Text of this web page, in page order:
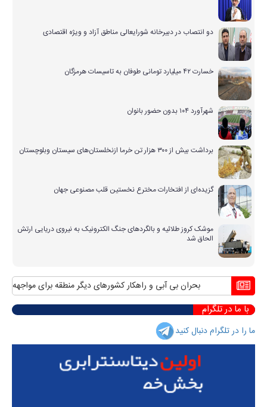
دو انتصاب در دبیرخانه شورایعالی مناطق آزاد و ویژه اقتصادی
خسارت ۴۲ میلیارد تومانی طوفان به تاسیسات هرمزگان
شهرآورد ۱۰۴ بدون حضور بانوان
برداشت بیش از ۳۰۰ هزار تن خرما ازنخلستان‌های سیستان وبلوچستان
گزیده‌ای از افتخارات مخترع نخستین قلب مصنوعی جهان
موشک کروز طلائیه و بالگردهای جنگ الکترونیک به نیروی دریایی ارتش
الحاق شد
بحران بی آبی و راهکار کشورهای دیگر منطقه برای مواجهه با آن
با ما در تلگرام
ما را در تلگرام دنبال کنید